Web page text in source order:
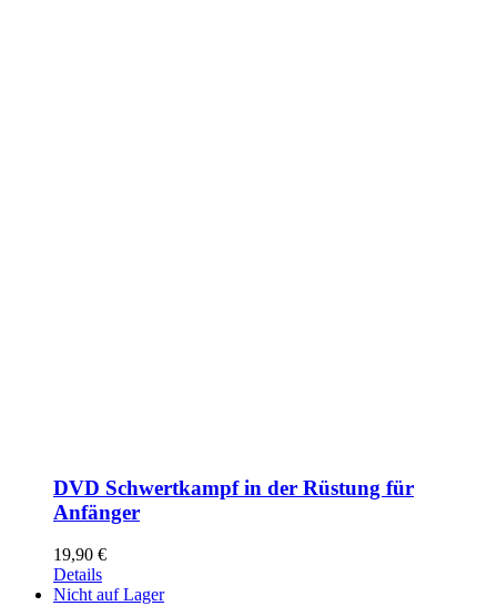
DVD Schwertkampf in der Rüstung für
Anfänger
19,90 €
Details
Nicht auf Lager